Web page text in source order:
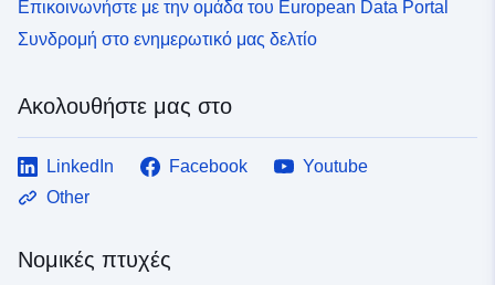
Επικοινωνήστε με την ομάδα του European Data Portal
Συνδρομή στο ενημερωτικό μας δελτίο
Ακολουθήστε μας στο
LinkedIn Facebook
Youtube
Other
Νομικές πτυχές